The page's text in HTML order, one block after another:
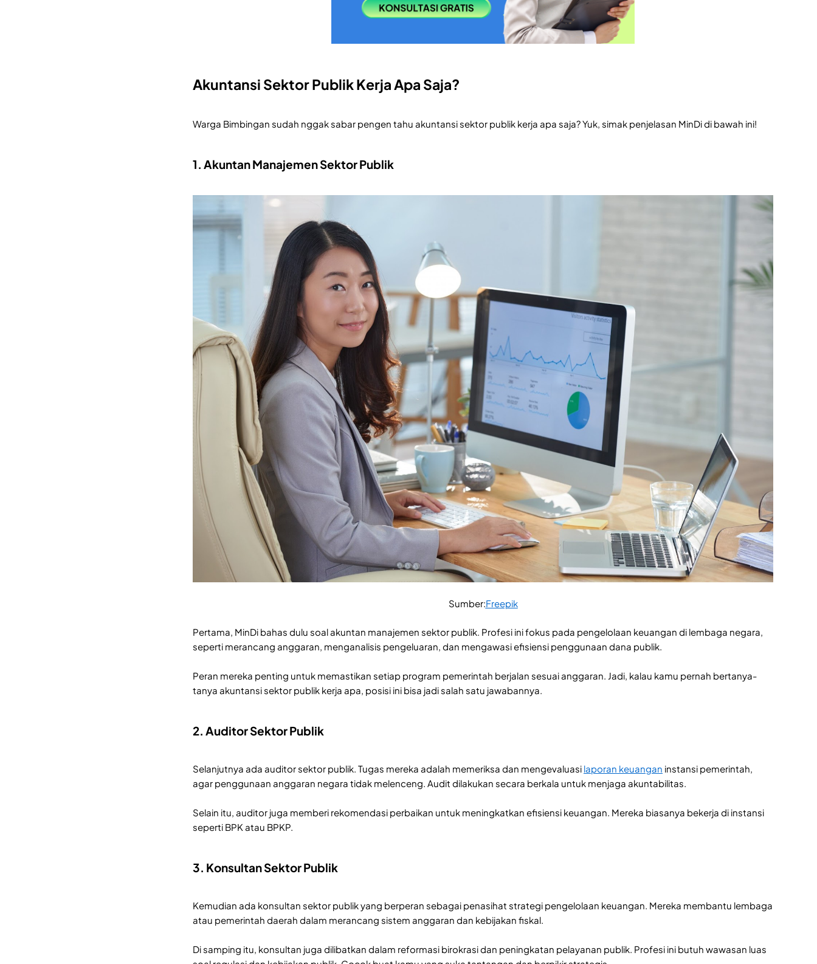
Akuntansi Sektor Publik Kerja Apa Saja?
Warga Bimbingan sudah nggak sabar pengen tahu akuntansi sektor publik kerja apa saja? Yuk, simak penjelasan MinDi di bawah ini!
1. Akuntan Manajemen Sektor Publik
Sumber:Freepik
Pertama, MinDi bahas dulu soal akuntan manajemen sektor publik. Profesi ini fokus pada pengelolaan keuangan di lembaga negara,
seperti merancang anggaran, menganalisis pengeluaran, dan mengawasi efisiensi penggunaan dana publik.
Peran mereka penting untuk memastikan setiap program pemerintah berjalan sesuai anggaran. Jadi, kalau kamu pernah bertanya-
tanya akuntansi sektor publik kerja apa, posisi ini bisa jadi salah satu jawabannya.
2. Auditor Sektor Publik
Selanjutnya ada auditor sektor publik. Tugas mereka adalah memeriksa dan mengevaluasi laporan keuangan instansi pemerintah,
agar penggunaan anggaran negara tidak melenceng. Audit dilakukan secara berkala untuk menjaga akuntabilitas.
Selain itu, auditor juga memberi rekomendasi perbaikan untuk meningkatkan efisiensi keuangan. Mereka biasanya bekerja di instansi
seperti BPK atau BPKP.
3. Konsultan Sektor Publik
Kemudian ada konsultan sektor publik yang berperan sebagai penasihat strategi pengelolaan keuangan. Mereka membantu lembaga
atau pemerintah daerah dalam merancang sistem anggaran dan kebijakan fiskal.
Di samping itu, konsultan juga dilibatkan dalam reformasi birokrasi dan peningkatan pelayanan publik. Profesi ini butuh wawasan luas